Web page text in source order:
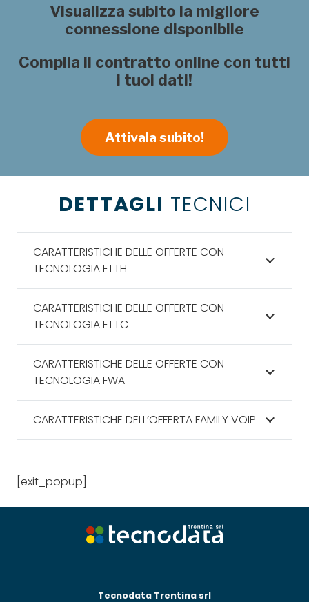
Visualizza subito la migliore
connessione disponibile
Compila il contratto online con tutti
i tuoi dati!
Attivala subito!
DETTAGLI TECNICI
CARATTERISTICHE DELLE OFFERTE CON
TECNOLOGIA FTTH
CARATTERISTICHE DELLE OFFERTE CON
TECNOLOGIA FTTC
CARATTERISTICHE DELLE OFFERTE CON
TECNOLOGIA FWA
CARATTERISTICHE DELL’OFFERTA FAMILY VOIP
[exit_popup]
Tecnodata Trentina srl